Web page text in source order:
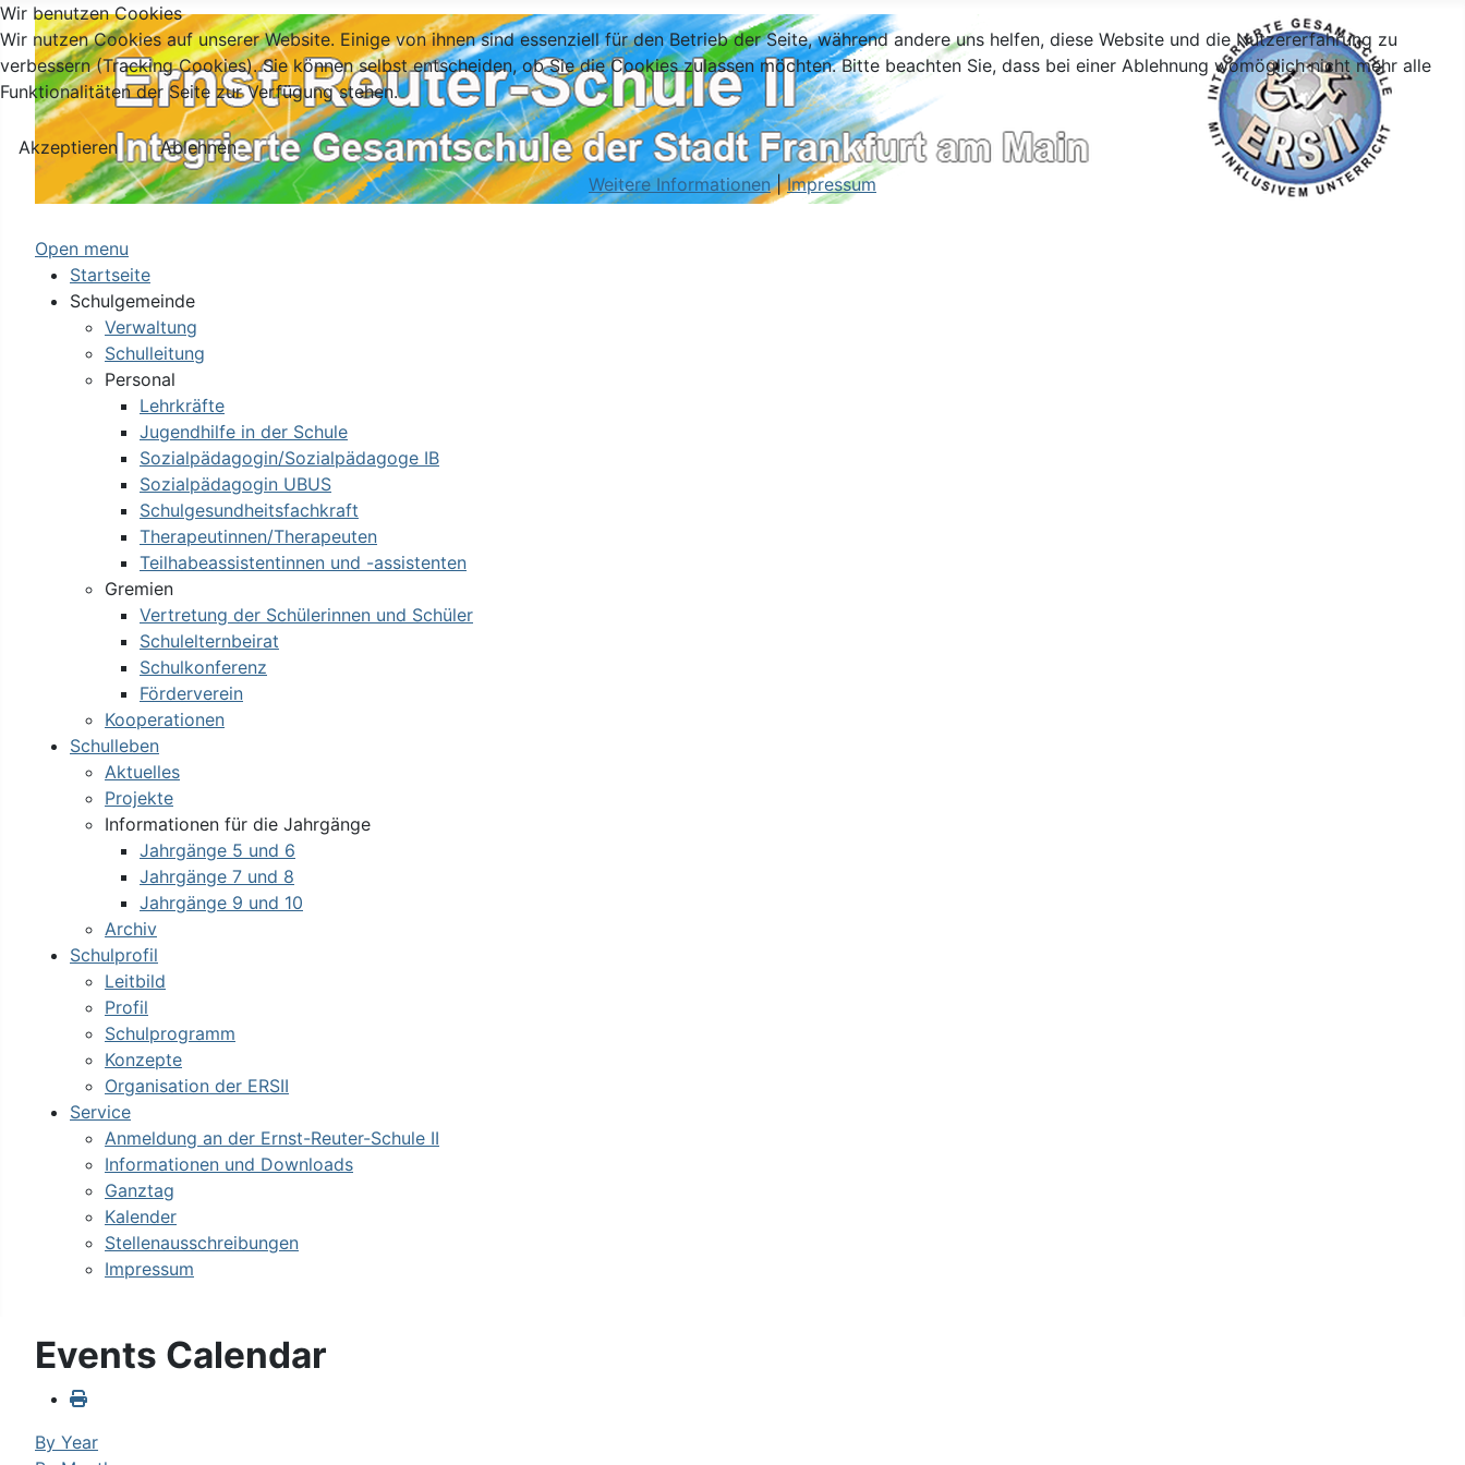
Open menu
Startseite
Schulgemeinde
Verwaltung
Schulleitung
Personal
Lehrkräfte
Jugendhilfe in der Schule
Sozialpädagogin/Sozialpädagoge IB
Sozialpädagogin UBUS
Schulgesundheitsfachkraft
Therapeutinnen/Therapeuten
Teilhabeassistentinnen und -assistenten
Gremien
Vertretung der Schülerinnen und Schüler
Schulelternbeirat
Schulkonferenz
Förderverein
Kooperationen
Schulleben
Aktuelles
Projekte
Informationen für die Jahrgänge
Jahrgänge 5 und 6
Jahrgänge 7 und 8
Jahrgänge 9 und 10
Archiv
Schulprofil
Leitbild
Profil
Schulprogramm
Konzepte
Organisation der ERSII
Service
Anmeldung an der Ernst-Reuter-Schule II
Informationen und Downloads
Ganztag
Kalender
Stellenausschreibungen
Impressum
Events Calendar
By Year
Wir benutzen Cookies
Wir nutzen Cookies auf unserer Website. Einige von ihnen sind essenziell für den Betrieb der Seite, während andere uns helfen, diese Website und die Nutzererfahrung zu
verbessern (Tracking Cookies). Sie können selbst entscheiden, ob Sie die Cookies zulassen möchten. Bitte beachten Sie, dass bei einer Ablehnung womöglich nicht mehr alle
Funktionalitäten der Seite zur Verfügung stehen.
Akzeptieren
Ablehnen
Weitere Informationen|Impressum